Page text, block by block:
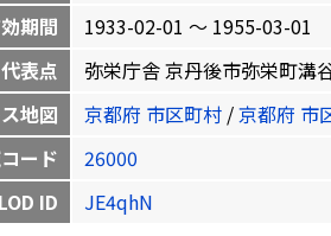
期間
1933-02-01 〜 1955-03-01
代表点
弥栄庁舎 京丹後市弥栄町溝
地図
京都府 市区町村 /京都府 市
ード
26000
ID
JE4qhN